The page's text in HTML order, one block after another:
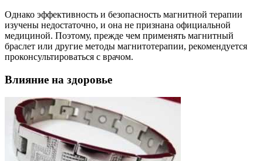
Однако эффективность и безопасность магнитной терапии
изучены недостаточно, и она не признана официальной
медициной. Поэтому, прежде чем применять магнитный
браслет или другие методы магнитотерапии, рекомендуется
проконсультироваться с врачом.
Влияние на здоровье